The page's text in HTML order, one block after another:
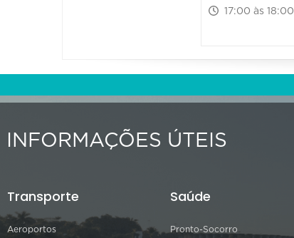
17:00 às 18:00
INFORMAÇÕES ÚTEIS
Transporte
Aeroportos
Saúde
Pronto-Socorro